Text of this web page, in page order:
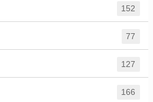
152
77
127
166